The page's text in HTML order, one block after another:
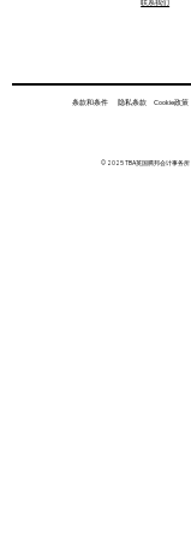
联系我们
条款和条件 隐私条款 Cookie政策
© 2025 TBA英国腾邦会计事务所